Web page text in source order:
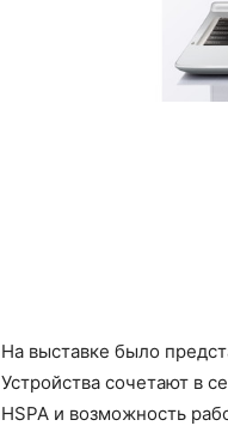
На выставке было
Устройства сочетают в
HSPA и возможность